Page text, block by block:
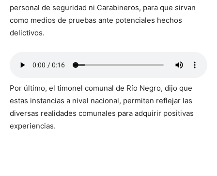
personal de seguridad ni Carabineros, para que sirvan
como medios de pruebas ante potenciales hechos
delictivos.
Por último, el timonel comunal de Río Negro, dijo que
estas instancias a nivel nacional, permiten reflejar las
diversas realidades comunales para adquirir positivas
experiencias.